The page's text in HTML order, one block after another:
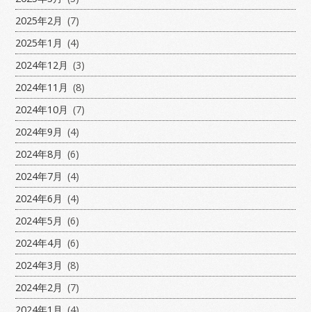
2025年2月 (7)
2025年1月 (4)
2024年12月 (3)
2024年11月 (8)
2024年10月 (7)
2024年9月 (4)
2024年8月 (6)
2024年7月 (4)
2024年6月 (4)
2024年5月 (6)
2024年4月 (6)
2024年3月 (8)
2024年2月 (7)